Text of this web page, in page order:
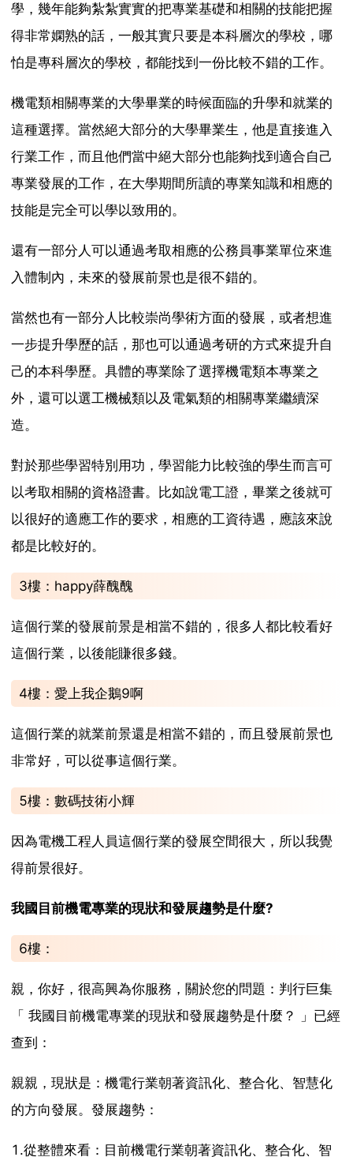
學，幾年能夠紮紮實實的把專業基礎和相關的技能把握
得非常嫻熟的話，一般其實只要是本科層次的學校，哪
怕是專科層次的學校，都能找到一份比較不錯的工作。
機電類相關專業的大學畢業的時候面臨的升學和就業的
這種選擇。當然絕大部分的大學畢業生，他是直接進入
行業工作，而且他們當中絕大部分也能夠找到適合自己
專業發展的工作，在大學期間所讀的專業知識和相應的
技能是完全可以學以致用的。
還有一部分人可以通過考取相應的公務員事業單位來進
入體制內，未來的發展前景也是很不錯的。
當然也有一部分人比較崇尚學術方面的發展，或者想進
一步提升學歷的話，那也可以通過考研的方式來提升自
己的本科學歷。具體的專業除了選擇機電類本專業之
外，還可以選工機械類以及電氣類的相關專業繼續深
造。
對於那些學習特別用功，學習能力比較強的學生而言可
以考取相關的資格證書。比如說電工證，畢業之後就可
以很好的適應工作的要求，相應的工資待遇，應該來說
都是比較好的。
3樓：happy薛醜醜
這個行業的發展前景是相當不錯的，很多人都比較看好
這個行業，以後能賺很多錢。
4樓：愛上我企鵝9啊
這個行業的就業前景還是相當不錯的，而且發展前景也
非常好，可以從事這個行業。
5樓：數碼技術小輝
因為電機工程人員這個行業的發展空間很大，所以我覺
得前景很好。
我國目前機電專業的現狀和發展趨勢是什麼?
6樓：
親，你好，很高興為你服務，關於您的問題：判行巨集
「 我國目前機電專業的現狀和發展趨勢是什麼？ 」已經
查到：
親親，現狀是：機電行業朝著資訊化、整合化、智慧化
的方向發展。發展趨勢：
1.從整體來看：目前機電行業朝著資訊化、整合化、智